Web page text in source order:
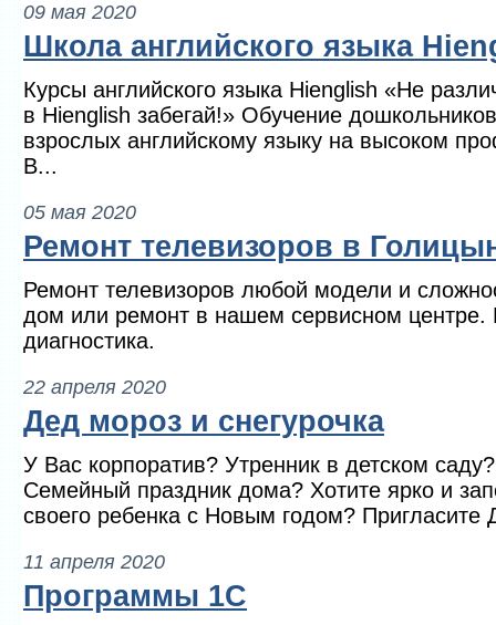
09 мая 2020
Школа английского языка
Курсы английского языка Hienglish «Не
в Hienglish забегай!» Обучение
взрослых английскому языку на высоком
В...
05 мая 2020
Ремонт телевизоров в
Ремонт телевизоров любой модели и
дом или ремонт в нашем сервисном центре.
диагностика.
22 апреля 2020
Дед мороз и снегурочка
У Вас корпоратив? Утренник в детском
Семейный праздник дома? Хотите ярко и
своего ребенка с Новым годом?
11 апреля 2020
Программы 1С